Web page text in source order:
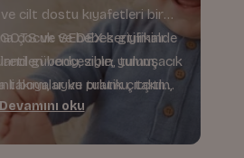
cilt dostu kıyafetleri bir
ve SEDEX sertifikalı
body, zıbın, tulum,
uyku tulumu, takım,
pantolon ve dış giyim
her anına konfor
çocuk ve bebek giyiminde
güvencesiyle; yumuşacık
boyalar ve pratik çıtçıtlı
Kız Bebek ve Erkek Bebek
bebeğinize en uygun
Devamını oku